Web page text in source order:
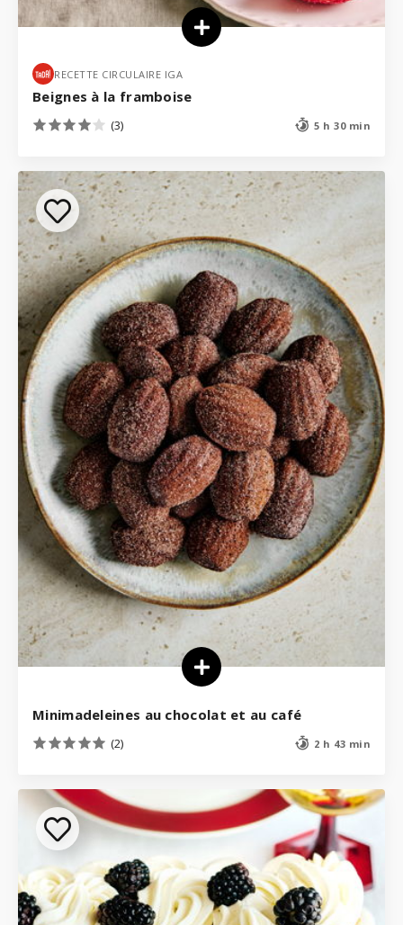
RECETTE CIRCULAIRE IGA
Beignes à la framboise
(3) 5 h 30 min
Minimadeleines au chocolat et au café
(2) 2 h 43 min